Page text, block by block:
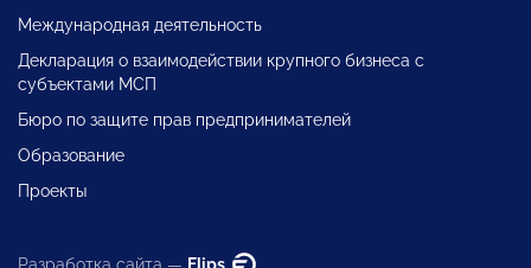
Международная деятельность
Декларация о взаимодействии крупного бизнеса с
субъектами МСП
Бюро по защите прав предпринимателей
Образование
Проекты
Разработка сайта — Flips